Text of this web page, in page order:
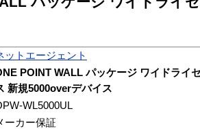
ットエージェント
POINT WALL パッケージ ワイドライ
新規5000overデバイス
WL5000UL
ーカー保証